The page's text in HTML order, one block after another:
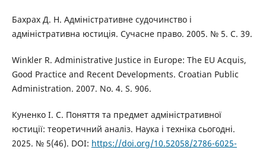
Бахрах Д. Н. Адміністративне судочинство і
адміністративна юстиція. Сучасне право. 2005. № 5. С. 39.
Winkler R. Administrative Justice in Europe: The EU Acquis,
Good Practice and Recent Developments. Croatian Public
Administration. 2007. No. 4. S. 906.
Куненко І. С. Поняття та предмет адміністративної
юстиції: теоретичний аналіз. Наука і техніка сьогодні.
2025. № 5(46). DOI: https://doi.org/10.52058/2786-6025-